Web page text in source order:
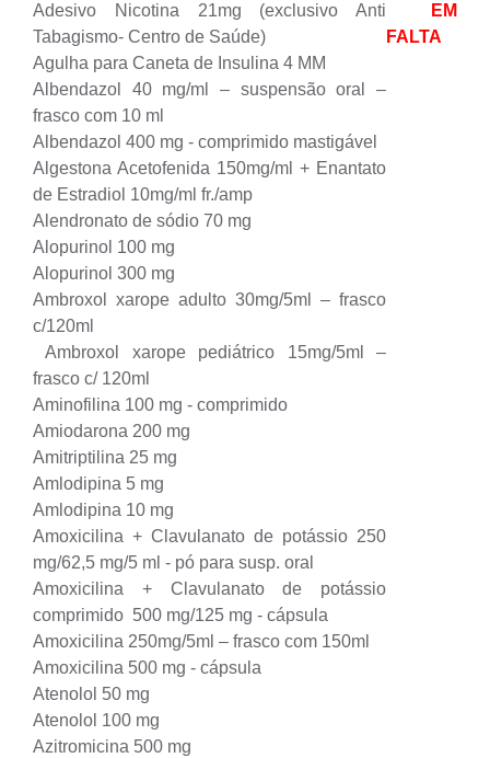
Adesivo Nicotina 21mg (exclusivo Anti
Tabagismo- Centro de Saúde)
EM
FALTA
Agulha para Caneta de Insulina 4 MM
Albendazol 40 mg/ml – suspensão oral –
frasco com 10 ml
Albendazol 400 mg - comprimido mastigável
Algestona Acetofenida 150mg/ml + Enantato
de Estradiol 10mg/ml fr./amp
Alendronato de sódio 70 mg
Alopurinol 100 mg
Alopurinol 300 mg
Ambroxol xarope adulto 30mg/5ml – frasco
c/120ml
Ambroxol xarope pediátrico 15mg/5ml –
frasco c/ 120ml
Aminofilina 100 mg - comprimido
Amiodarona 200 mg
Amitriptilina 25 mg
Amlodipina 5 mg
Amlodipina 10 mg
Amoxicilina + Clavulanato de potássio 250
mg/62,5 mg/5 ml - pó para susp. oral
Amoxicilina + Clavulanato de potássio
comprimido 500 mg/125 mg - cápsula
Amoxicilina 250mg/5ml – frasco com 150ml
Amoxicilina 500 mg - cápsula
Atenolol 50 mg
Atenolol 100 mg
Azitromicina 500 mg